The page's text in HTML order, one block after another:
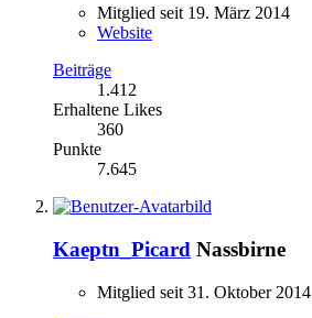
Mitglied seit 19. März 2014
Website
Beiträge
1.412
Erhaltene Likes
360
Punkte
7.645
Kaeptn_Picard Nassbirne
Mitglied seit 31. Oktober 2014